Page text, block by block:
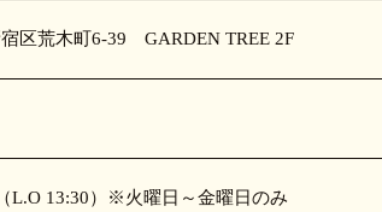
区荒木町6-39 GARDEN TREE 2F
（L.O 13:30）※火曜日～金曜日のみ